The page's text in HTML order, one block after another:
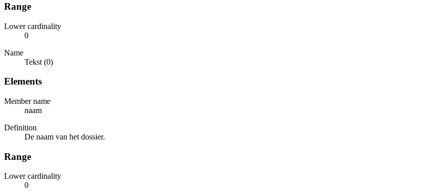
Range
Lower cardinality
0
Name
Tekst (0)
Elements
Member name
naam
Definition
De naam van het dossier.
Range
Lower cardinality
0